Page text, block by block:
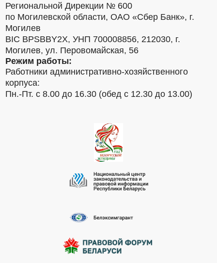
Региональной Дирекции № 600
по Могилевской области, ОАО «Сбер Банк», г.
Могилев
BIC BPSBBY2X, УНП 700008856, 212030, г.
Могилев, ул. Перовомайская, 56
Режим работы:
Работники административно-хозяйственного
корпуса:
Пн.-Пт. с 8.00 до 16.30 (обед с 12.30 до 13.00)